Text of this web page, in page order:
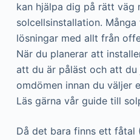
kan hjälpa dig på rätt väg
solcellsinstallation.
lösningar med allt från
När du planerar att
att du är påläst och att
omdömen innan du väljer
Läs gärna vår guide till
Då det bara finns ett fåtal